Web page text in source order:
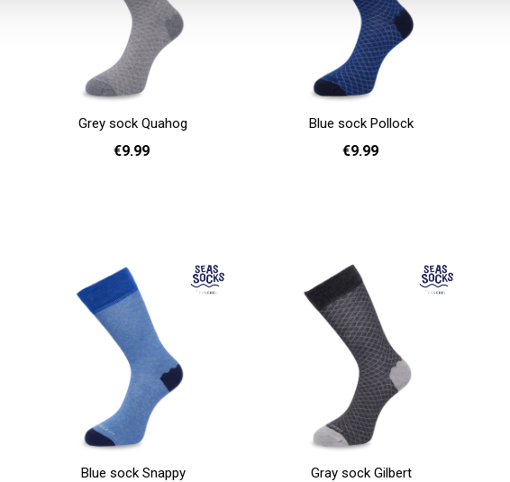
Grey sock Quahog
€9.99
Blue sock Pollock
€9.99
Blue sock Snappy Gray sock Gilbert